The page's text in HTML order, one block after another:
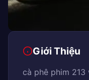
Giới Thiệu
cà phê phim